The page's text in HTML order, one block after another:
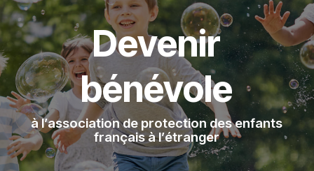
Devenir
bénévole
à l’association de protection des enfants
français à l’étranger